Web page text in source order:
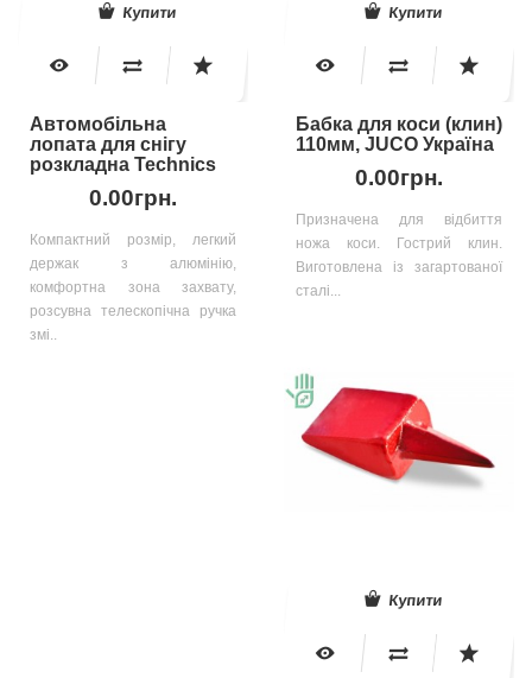
Купити
Автомобільна
лопата для снігу
розкладна Technics
0.00грн.
Компактний розмір, легкий
держак з алюмінію,
комфортна зона захвату,
розсувна телескопічна ручка
змі..
Купити
Бабка для коси (клин)
110мм, JUCO Україна
0.00грн.
Призначена для відбиття
ножа коси. Гострий клин.
Виготовлена із загартованої
сталі...
Купити